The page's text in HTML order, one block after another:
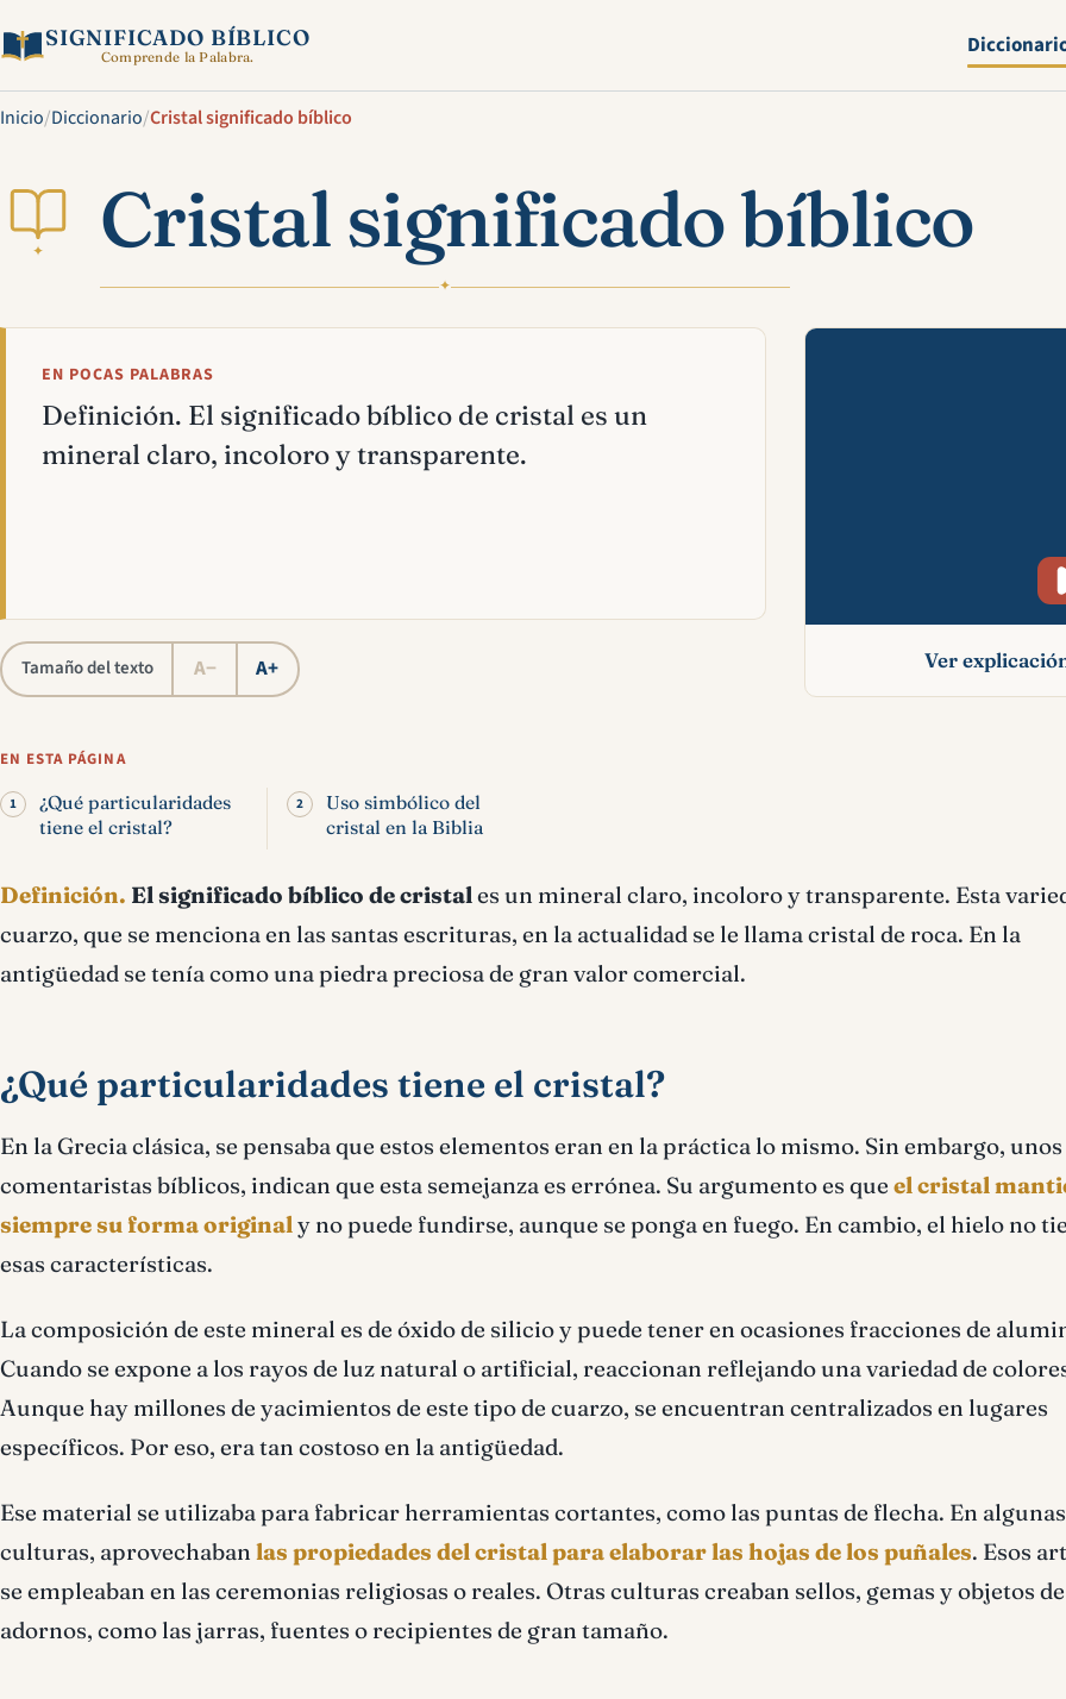
SIGNIFICADO BÍBLICO
Comprende la Palabra.
Inicio/Diccionario/Cristal significado bíblico
✦ Cristal significado bíblico
✦
EN POCAS PALABRAS
Definición. El significado bíblico de cristal es un
mineral claro, incoloro y transparente.
Tamaño del texto A− A+
Mira esta
Ver
EN ESTA PÁGINA
¿Qué particularidades
tiene el cristal?
Uso simbólico del
cristal en la Biblia
Definición. El significado bíblico de cristal es un mineral claro, incoloro y transparente. Esta
cuarzo, que se menciona en las santas escrituras, en la actualidad se le llama cristal de roca. En la
antigüedad se tenía como una piedra preciosa de gran valor comercial.
¿Qué particularidades tiene el cristal?
En la Grecia clásica, se pensaba que estos elementos eran en la práctica lo mismo. Sin embargo, unos
comentaristas bíblicos, indican que esta semejanza es errónea. Su argumento es que el cristal
siempre su forma original y no puede fundirse, aunque se ponga en fuego. En cambio, el hielo no
esas características.
La composición de este mineral es de óxido de silicio y puede tener en ocasiones fracciones de
Cuando se expone a los rayos de luz natural o artificial, reaccionan reflejando una variedad de
Aunque hay millones de yacimientos de este tipo de cuarzo, se encuentran centralizados en lugares
específicos. Por eso, era tan costoso en la antigüedad.
Ese material se utilizaba para fabricar herramientas cortantes, como las puntas de flecha. En algunas
culturas, aprovechaban las propiedades del cristal para elaborar las hojas de los puñales. Esos
se empleaban en las ceremonias religiosas o reales. Otras culturas creaban sellos, gemas y objetos de
adornos, como las jarras, fuentes o recipientes de gran tamaño.